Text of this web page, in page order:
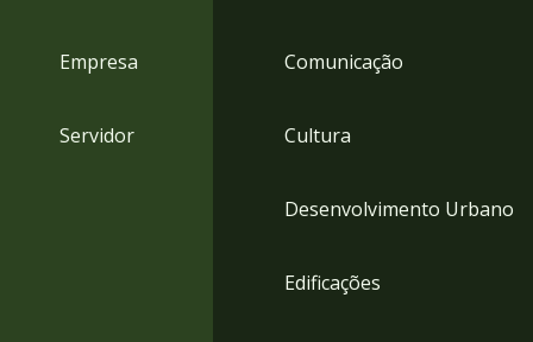
Empresa
Servidor
Comunicação
Cultura
Desenvolvimento Urbano
Edificações